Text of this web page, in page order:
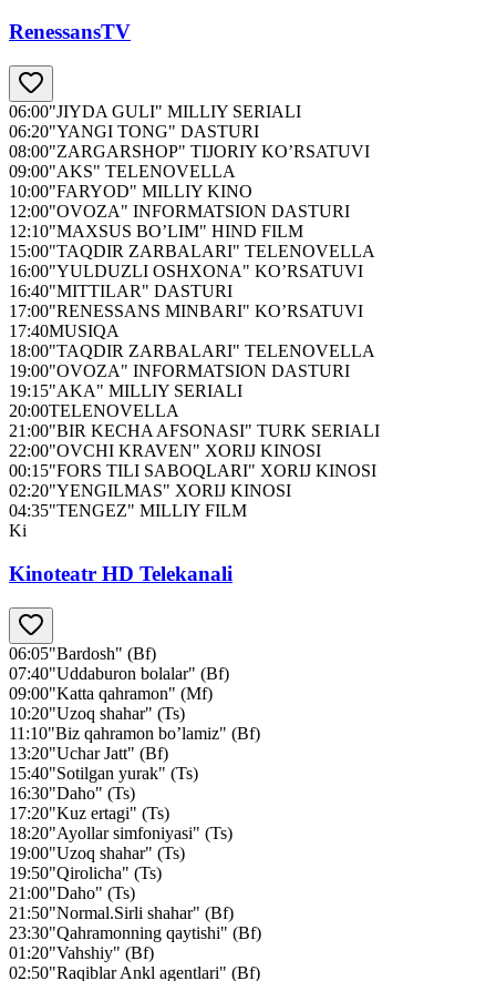
RenessansTV
06:00"JIYDA GULI" MILLIY SERIALI
06:20"YANGI TONG" DASTURI
08:00"ZARGARSHOP" TIJORIY KO’RSATUVI
09:00"AKS" TELENOVELLA
10:00"FARYOD" MILLIY KINO
12:00"OVOZA" INFORMATSION DASTURI
12:10"MAXSUS BO’LIM" HIND FILM
15:00"TAQDIR ZARBALARI" TELENOVELLA
16:00"YULDUZLI OSHXONA" KO’RSATUVI
16:40"MITTILAR" DASTURI
17:00"RENESSANS MINBARI" KO’RSATUVI
17:40MUSIQA
18:00"TAQDIR ZARBALARI" TELENOVELLA
19:00"OVOZA" INFORMATSION DASTURI
19:15"AKA" MILLIY SERIALI
20:00TELENOVELLA
21:00"BIR KECHA AFSONASI" TURK SERIALI
22:00"OVCHI KRAVEN" XORIJ KINOSI
00:15"FORS TILI SABOQLARI" XORIJ KINOSI
02:20"YENGILMAS" XORIJ KINOSI
04:35"TENGEZ" MILLIY FILM
Ki
Kinoteatr HD Telekanali
06:05"Bardosh" (Bf)
07:40"Uddaburon bolalar" (Bf)
09:00"Katta qahramon" (Mf)
10:20"Uzoq shahar" (Ts)
11:10"Biz qahramon bo’lamiz" (Bf)
13:20"Uchar Jatt" (Bf)
15:40"Sotilgan yurak" (Ts)
16:30"Daho" (Ts)
17:20"Kuz ertagi" (Ts)
18:20"Ayollar simfoniyasi" (Ts)
19:00"Uzoq shahar" (Ts)
19:50"Qirolicha" (Ts)
21:00"Daho" (Ts)
21:50"Normal.Sirli shahar" (Bf)
23:30"Qahramonning qaytishi" (Bf)
01:20"Vahshiy" (Bf)
02:50"Raqiblar Ankl agentlari" (Bf)